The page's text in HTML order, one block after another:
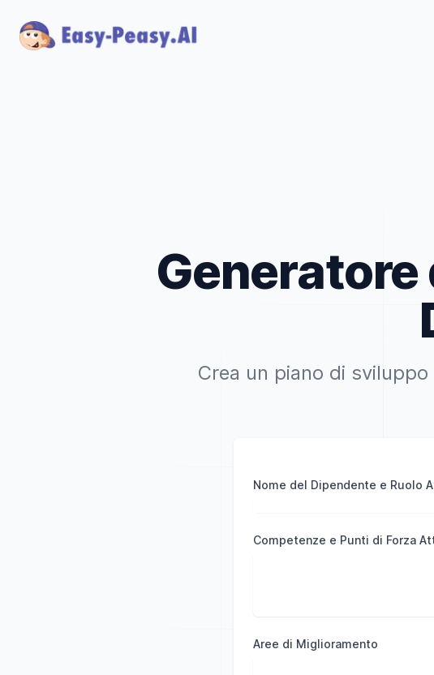
Generatore
Crea un piano di
Nome del Dipendente e Ruolo
Competenze e Punti di Forza
Aree di Miglioramento